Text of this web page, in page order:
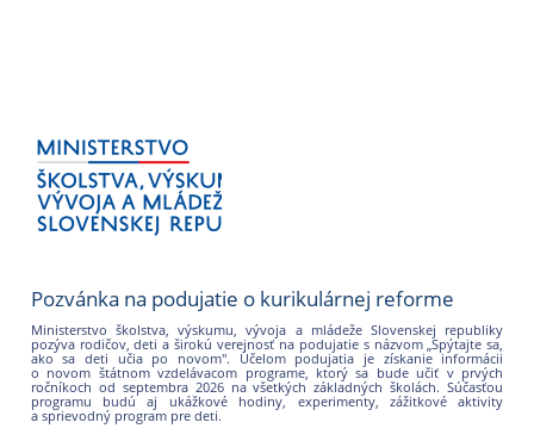
Pozvánka na podujatie o kurikulárnej reforme
Ministerstvo školstva, výskumu, vývoja a mládeže Slovenskej republiky
pozýva rodičov, deti a širokú verejnosť na podujatie s názvom „Spýtajte sa,
ako sa deti učia po novom". Účelom podujatia je získanie informácii
o novom štátnom vzdelávacom programe, ktorý sa bude učiť v prvých
ročníkoch od septembra 2026 na všetkých základných školách. Súčasťou
programu budú aj ukážkové hodiny, experimenty, zážitkové aktivity
a sprievodný program pre deti.